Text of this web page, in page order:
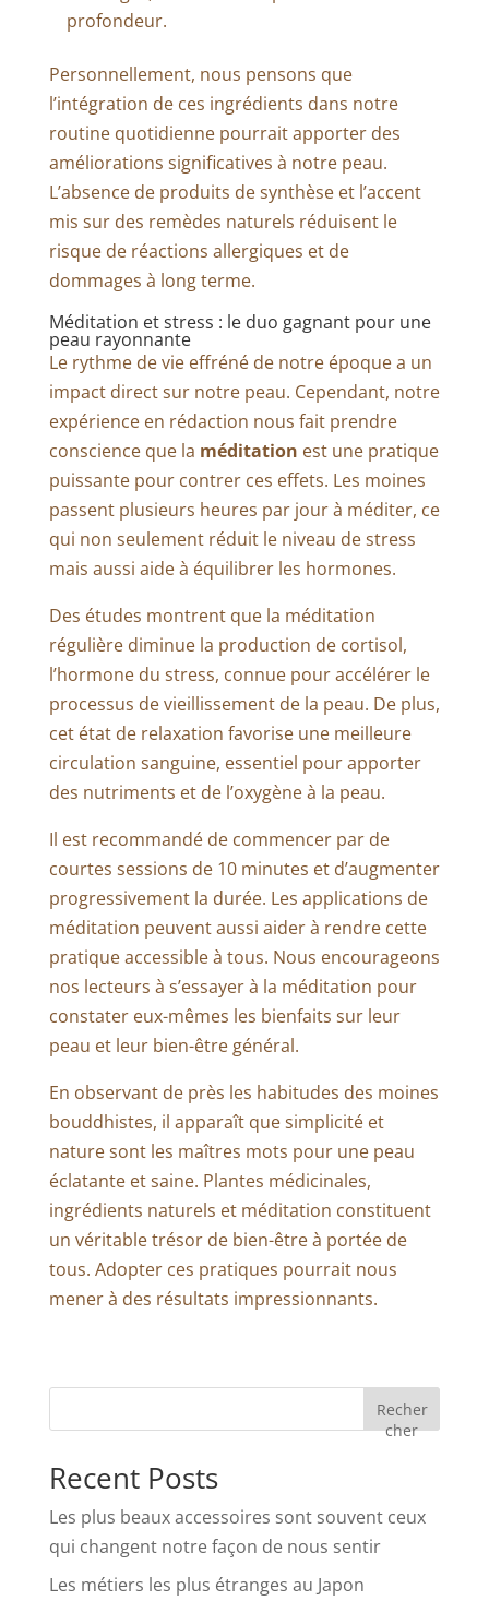
profondeur.
Personnellement, nous pensons que
l’intégration de ces ingrédients dans notre
routine quotidienne pourrait apporter des
améliorations significatives à notre peau.
L’absence de produits de synthèse et l’accent
mis sur des remèdes naturels réduisent le
risque de réactions allergiques et de
dommages à long terme.
Méditation et stress : le duo gagnant pour une
peau rayonnante
Le rythme de vie effréné de notre époque a un
impact direct sur notre peau. Cependant, notre
expérience en rédaction nous fait prendre
conscience que la méditation est une pratique
puissante pour contrer ces effets. Les moines
passent plusieurs heures par jour à méditer, ce
qui non seulement réduit le niveau de stress
mais aussi aide à équilibrer les hormones.
Des études montrent que la méditation
régulière diminue la production de cortisol,
l’hormone du stress, connue pour accélérer le
processus de vieillissement de la peau. De plus,
cet état de relaxation favorise une meilleure
circulation sanguine, essentiel pour apporter
des nutriments et de l’oxygène à la peau.
Il est recommandé de commencer par de
courtes sessions de 10 minutes et d’augmenter
progressivement la durée. Les applications de
méditation peuvent aussi aider à rendre cette
pratique accessible à tous. Nous encourageons
nos lecteurs à s’essayer à la méditation pour
constater eux-mêmes les bienfaits sur leur
peau et leur bien-être général.
En observant de près les habitudes des moines
bouddhistes, il apparaît que simplicité et
nature sont les maîtres mots pour une peau
éclatante et saine. Plantes médicinales,
ingrédients naturels et méditation constituent
un véritable trésor de bien-être à portée de
tous. Adopter ces pratiques pourrait nous
mener à des résultats impressionnants.
Recher
cher
Recent Posts
Les plus beaux accessoires sont souvent ceux
qui changent notre façon de nous sentir
Les métiers les plus étranges au Japon